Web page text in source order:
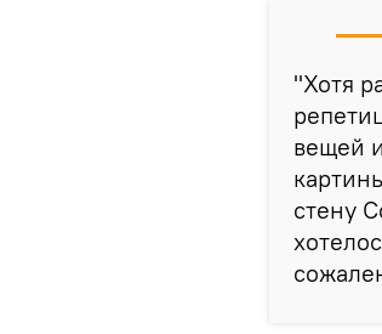
"Хотя
вещей
стену